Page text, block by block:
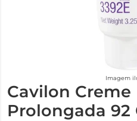
Imagem
Cavilon Creme
Prolongada 92